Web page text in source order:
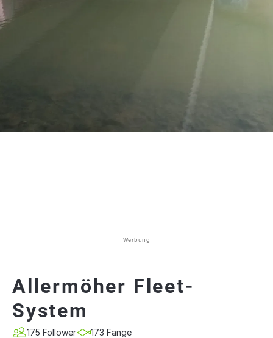
Werbung
Allermöher Fleet-
System
175 Follower 173 Fänge